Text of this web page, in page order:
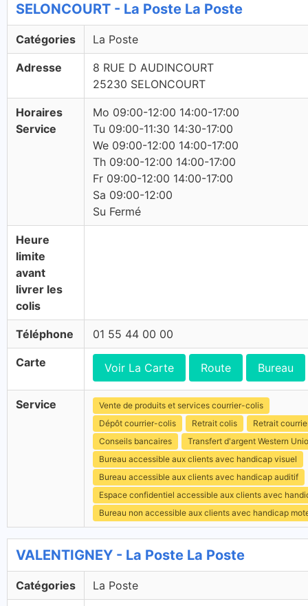
SELONCOURT - La Poste La Poste
Catégories La Poste
Adresse
8 RUE D AUDINCOURT
25230 SELONCOURT
Horaires
Service
Mo 09:00-12:00 14:00-17:00
Tu 09:00-11:30 14:30-17:00
We 09:00-12:00 14:00-17:00
Th 09:00-12:00 14:00-17:00
Fr 09:00-12:00 14:00-17:00
Sa 09:00-12:00
Su Fermé
Heure
limite
avant
livrer les
colis
Téléphone 01 55 44 00 00
Carte Voir La Carte Route Bureau
Service
Vente de produits et services courrier-colis
Dépôt courrier-colis
Retrait colis
Retrait
Conseils bancaires
Transfert d'argent Western
Bureau accessible aux clients avec handicap visuel
Bureau accessible aux clients avec handicap auditif
Espace confidentiel accessible aux clients avec
Bureau non accessible aux clients avec handicap
VALENTIGNEY - La Poste La Poste
Catégories La Poste